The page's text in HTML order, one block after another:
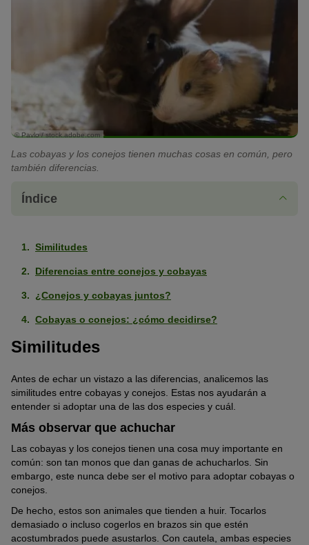
© Pavlo / stock.adobe.com
Las cobayas y los conejos tienen muchas cosas en común, pero
también diferencias.
Índice
Similitudes
Diferencias entre conejos y cobayas
¿Conejos y cobayas juntos?
Cobayas o conejos: ¿cómo decidirse?
Similitudes
Antes de echar un vistazo a las diferencias, analicemos las
similitudes entre cobayas y conejos. Estas nos ayudarán a
entender si adoptar una de las dos especies y cuál.
Más observar que achuchar
Las cobayas y los conejos tienen una cosa muy importante en
común: son tan monos que dan ganas de achucharlos. Sin
embargo, este nunca debe ser el motivo para adoptar cobayas o
conejos.
De hecho, estos son animales que tienden a huir. Tocarlos
demasiado o incluso cogerlos en brazos sin que estén
acostumbrados puede asustarlos. Con cautela, ambas especies